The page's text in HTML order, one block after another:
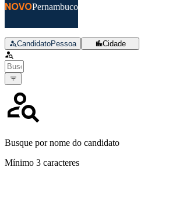
NOVOPernambuco
CandidatoPessoa Cidade
Busque por nome do candidato
Mínimo 3 caracteres